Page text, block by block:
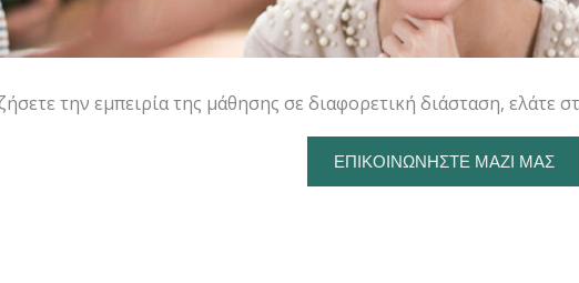
την εμπειρία της μάθησης σε διαφορετική διάσταση, ελάτε
ΕΠΙΚΟΙΝΩΝΉΣΤΕ ΜΑΖΊ ΜΑΣ